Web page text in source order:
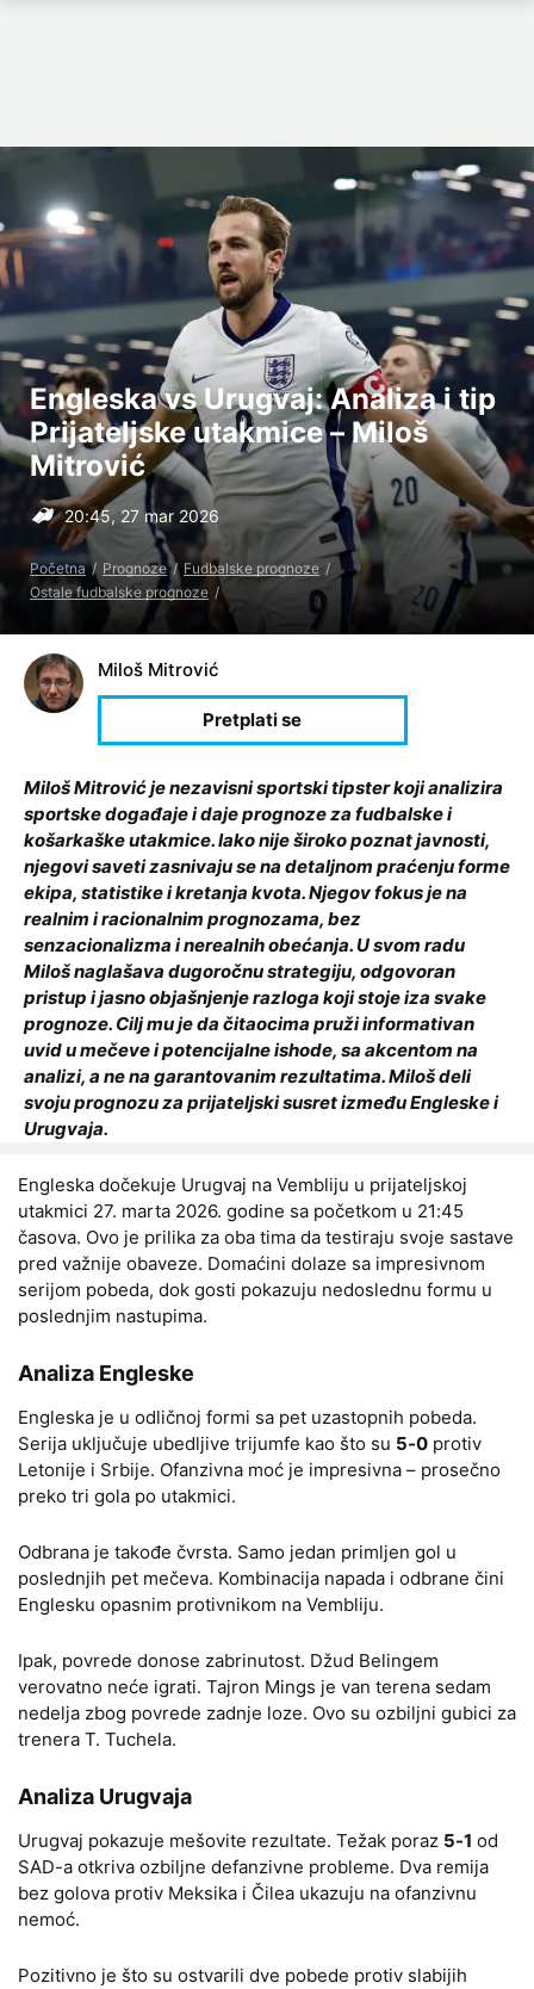
Engleska vs Urugvaj: Analiza i tip
Prijateljske utakmice – Miloš
Mitrović
20:45, 27 mar 2026
Početna Prognoze
Fudbalske prognoze
Ostale fudbalske prognoze
Miloš Mitrović
Miloš Mitrović je nezavisni sportski tipster koji analizira
sportske događaje i daje prognoze za fudbalske i
košarkaške utakmice. Iako nije široko poznat javnosti,
njegovi saveti zasnivaju se na detaljnom praćenju forme
ekipa, statistike i kretanja kvota. Njegov fokus je na
realnim i racionalnim prognozama, bez
senzacionalizma i nerealnih obećanja. U svom radu
Miloš naglašava dugoročnu strategiju, odgovoran
pristup i jasno objašnjenje razloga koji stoje iza svake
prognoze. Cilj mu je da čitaocima pruži informativan
uvid u mečeve i potencijalne ishode, sa akcentom na
analizi, a ne na garantovanim rezultatima. Miloš deli
svoju prognozu za prijateljski susret između Engleske i
Urugvaja.
Engleska dočekuje Urugvaj na Vembliju u prijateljskoj
utakmici 27. marta 2026. godine sa početkom u 21:45
časova. Ovo je prilika za oba tima da testiraju svoje sastave
pred važnije obaveze. Domaćini dolaze sa impresivnom
serijom pobeda, dok gosti pokazuju nedoslednu formu u
poslednjim nastupima.
Analiza Engleske
Engleska je u odličnoj formi sa pet uzastopnih pobeda.
Serija uključuje ubedljive trijumfe kao što su 5-0 protiv
Letonije i Srbije. Ofanzivna moć je impresivna – prosečno
preko tri gola po utakmici.
Odbrana je takođe čvrsta. Samo jedan primljen gol u
poslednjih pet mečeva. Kombinacija napada i odbrane čini
Englesku opasnim protivnikom na Vembliju.
Ipak, povrede donose zabrinutost. Džud Belingem
verovatno neće igrati. Tajron Mings je van terena sedam
nedelja zbog povrede zadnje loze. Ovo su ozbiljni gubici za
trenera T. Tuchela.
Analiza Urugvaja
Urugvaj pokazuje mešovite rezultate. Težak poraz 5-1 od
SAD-a otkriva ozbiljne defanzivne probleme. Dva remija
bez golova protiv Meksika i Čilea ukazuju na ofanzivnu
nemoć.
Pozitivno je što su ostvarili dve pobede protiv slabijih